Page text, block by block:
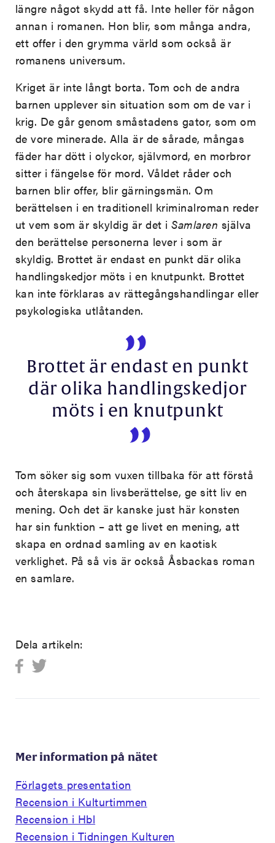
längre något skydd att få. Inte heller för någon
annan i romanen. Hon blir, som många andra,
ett offer i den grymma värld som också är
romanens universum.
Kriget är inte långt borta. Tom och de andra
barnen upplever sin situation som om de var i
krig. De går genom småstadens gator, som om
de vore minerade. Alla är de sårade, mångas
fäder har dött i olyckor, självmord, en morbror
sitter i fängelse för mord. Våldet råder och
barnen blir offer, blir gärningsmän. Om
berättelsen i en traditionell kriminalroman reder
ut vem som är skyldig är det iSamlaren själva
den berättelse personerna lever i som är
skyldig. Brottet är endast en punkt där olika
handlingskedjor möts i en knutpunkt. Brottet
kan inte förklaras av rättegångshandlingar eller
psykologiska utlåtanden.
Brottet är endast en punkt
där olika handlingskedjor
möts i en knutpunkt
Tom söker sig som vuxen tillbaka för att förstå
och återskapa sin livsberättelse, ge sitt liv en
mening. Och det är kanske just här konsten
har sin funktion – att ge livet en mening, att
skapa en ordnad samling av en kaotisk
verklighet. På så vis är också Åsbackas roman
en samlare.
Dela artikeln:
Mer information på nätet
Förlagets presentation
Recension i Kulturtimmen
Recension i Hbl
Recension i Tidningen Kulturen